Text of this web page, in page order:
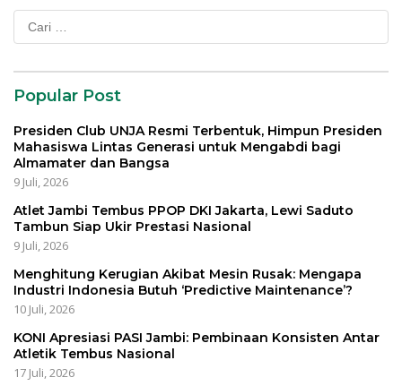
Cari
untuk:
Popular Post
Presiden Club UNJA Resmi Terbentuk, Himpun Presiden
Mahasiswa Lintas Generasi untuk Mengabdi bagi
Almamater dan Bangsa
9 Juli, 2026
Atlet Jambi Tembus PPOP DKI Jakarta, Lewi Saduto
Tambun Siap Ukir Prestasi Nasional
9 Juli, 2026
Menghitung Kerugian Akibat Mesin Rusak: Mengapa
Industri Indonesia Butuh ‘Predictive Maintenance’?
10 Juli, 2026
KONI Apresiasi PASI Jambi: Pembinaan Konsisten Antar
Atletik Tembus Nasional
17 Juli, 2026